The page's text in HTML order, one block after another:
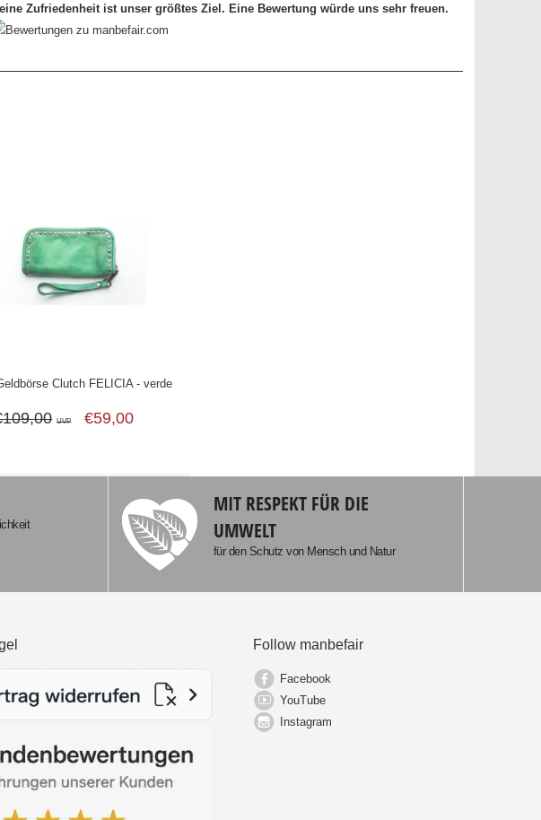
Zufriedenheit ist unser größtes Ziel. Eine Bewertung würde uns sehr freuen.
Clutch FELICIA - verde
UVP €59,00
MIT RESPEKT FÜR DIE
UMWELT
für den Schutz von Mensch und Natur
Follow manbefair
Facebook
YouTube
Instagram